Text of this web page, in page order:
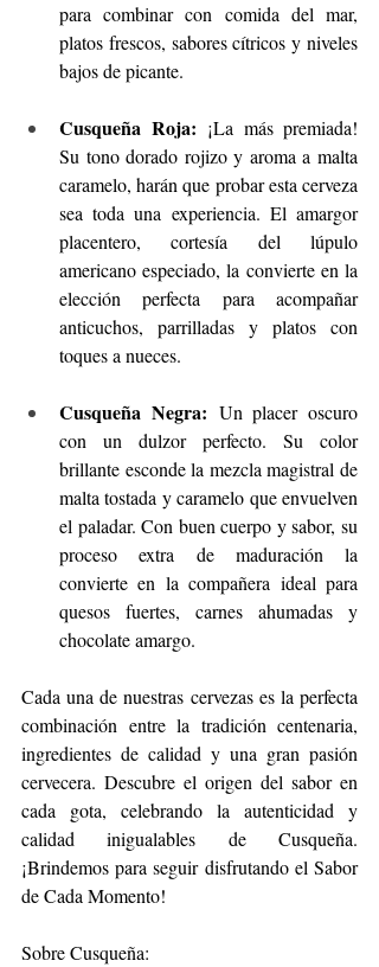
para combinar con comida del mar,
platos frescos, sabores cítricos y niveles
bajos de picante.
Cusqueña Roja: ¡La más premiada!
Su tono dorado rojizo y aroma a malta
caramelo, harán que probar esta cerveza
sea toda una experiencia. El amargor
placentero, cortesía del lúpulo
americano especiado, la convierte en la
elección perfecta para acompañar
anticuchos, parrilladas y platos con
toques a nueces.
Cusqueña Negra: Un placer oscuro
con un dulzor perfecto. Su color
brillante esconde la mezcla magistral de
malta tostada y caramelo que envuelven
el paladar. Con buen cuerpo y sabor, su
proceso extra de maduración la
convierte en la compañera ideal para
quesos fuertes, carnes ahumadas y
chocolate amargo.
Cada una de nuestras cervezas es la perfecta
combinación entre la tradición centenaria,
ingredientes de calidad y una gran pasión
cervecera. Descubre el origen del sabor en
cada gota, celebrando la autenticidad y
calidad inigualables de Cusqueña.
¡Brindemos para seguir disfrutando el Sabor
de Cada Momento!
Sobre Cusqueña: